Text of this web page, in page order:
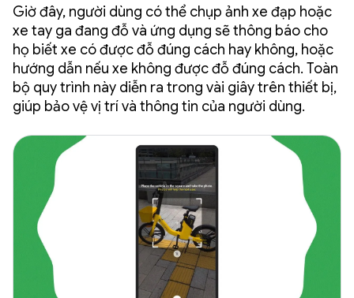
Giờ đây, người dùng có thể chụp ảnh xe đạp hoặc
xe tay ga đang đỗ và ứng dụng sẽ thông báo cho
họ biết xe có được đỗ đúng cách hay không, hoặc
hướng dẫn nếu xe không được đỗ đúng cách. Toàn
bộ quy trình này diễn ra trong vài giây trên thiết bị,
giúp bảo vệ vị trí và thông tin của người dùng.